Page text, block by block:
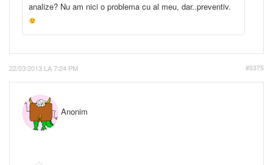
analize? Nu am nici o problema cu al meu, dar..preventiv.
22/03/2013 LA 7:24 PM #5375
Anonim